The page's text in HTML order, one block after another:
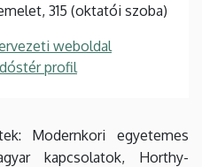
315 (oktatói szoba)
weboldal
profil
Modernkori egyetemes
kapcsolatok, Horthy-